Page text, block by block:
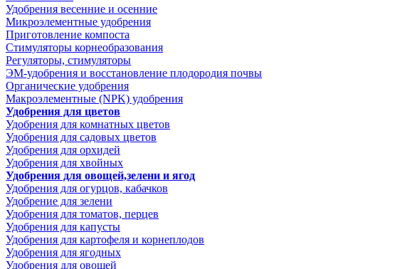
Удобрения весенние и осенние
Микроэлементные удобрения
Приготовление компоста
Стимуляторы корнеобразования
Регуляторы, стимуляторы
ЭМ-удобрения и восстановление плодородия почвы
Органические удобрения
Макроэлементные (NPK) удобрения
Удобрения для цветов
Удобрения для комнатных цветов
Удобрения для садовых цветов
Удобрения для орхидей
Удобрения для хвойных
Удобрения для овощей,зелени и ягод
Удобрения для огурцов, кабачков
Удобрение для зелени
Удобрения для томатов, перцев
Удобрения для капусты
Удобрения для картофеля и корнеплодов
Удобрения для ягодных
Удобрения для овощей